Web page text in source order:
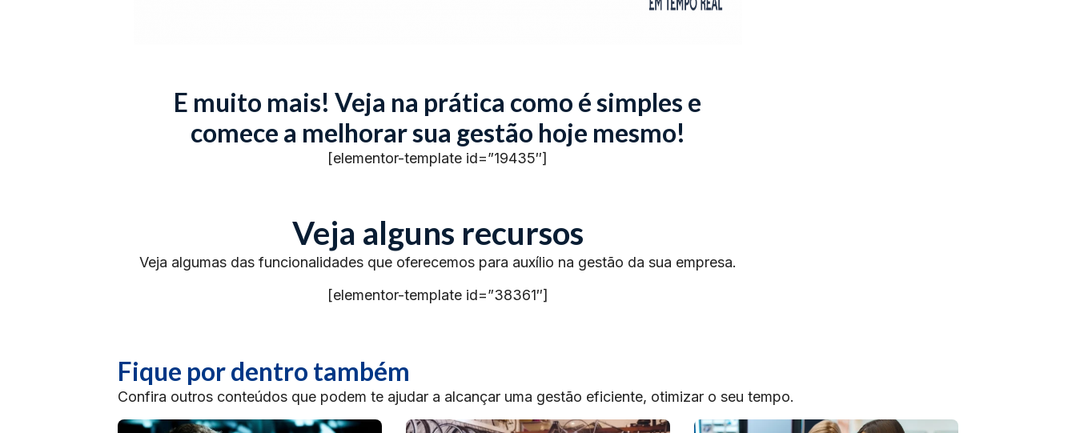
E muito mais! Veja na prática como é simples e
comece a melhorar sua gestão hoje mesmo!
[elementor-template id=”19435″]
Veja alguns recursos
Veja algumas das funcionalidades que oferecemos para auxílio na gestão da sua empresa.
[elementor-template id=”38361″]
Fique por dentro também
Confira outros conteúdos que podem te ajudar a alcançar uma gestão eficiente, otimizar o seu tempo.